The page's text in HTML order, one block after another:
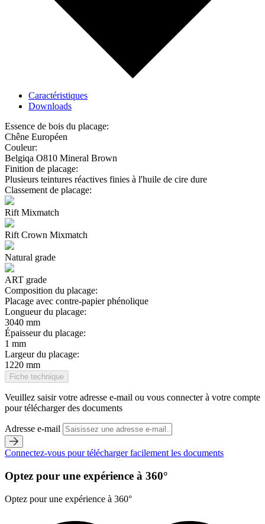
Caractéristiques
Downloads
Essence de bois du placage:
Chêne Européen
Couleur:
Belgiqa O810 Mineral Brown
Finition de placage:
Plusieurs teintures réactives finies à l'huile de cire dure
Classement de placage:
Rift Mixmatch
Rift Crown Mixmatch
Natural grade
ART grade
Composition du placage:
Placage avec contre-papier phénolique
Longueur du placage:
3040 mm
Épaisseur du placage:
1 mm
Largeur du placage:
1220 mm
Fiche technique
Veuillez saisir votre adresse e-mail ou vous connecter à votre compte
pour télécharger des documents
Adresse e-mail
Connectez-vous pour télécharger facilement les documents
Optez pour une expérience à 360°
Optez pour une expérience à 360°